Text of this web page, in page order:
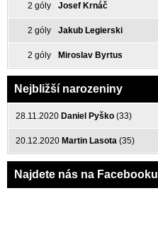
2 góly Josef Krnáč
2 góly Jakub Legierski
2 góly Miroslav Byrtus
Nejbližší narozeniny
28.11.2020 Daniel Pyško (33)
20.12.2020 Martin Lasota (35)
Najdete nás na Facebooku